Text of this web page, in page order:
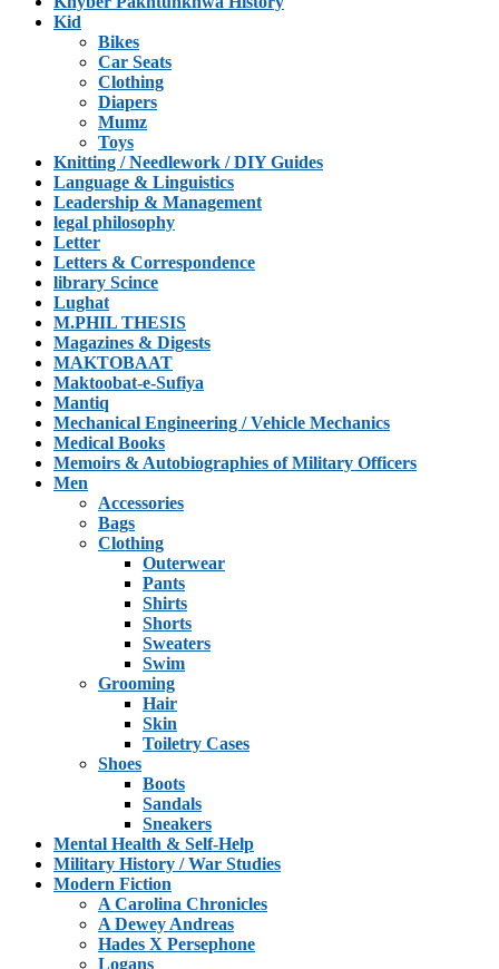
Kid
Bikes
Car Seats
Clothing
Diapers
Mumz
Toys
Knitting / Needlework / DIY Guides
Language & Linguistics
Leadership & Management
legal philosophy
Letter
Letters & Correspondence
library Scince
Lughat
M.PHIL THESIS
Magazines & Digests
MAKTOBAAT
Maktoobat-e-Sufiya
Mantiq
Mechanical Engineering / Vehicle Mechanics
Medical Books
Memoirs & Autobiographies of Military Officers
Men
Accessories
Bags
Clothing
Outerwear
Pants
Shirts
Shorts
Sweaters
Swim
Grooming
Hair
Skin
Toiletry Cases
Shoes
Boots
Sandals
Sneakers
Mental Health & Self-Help
Military History / War Studies
Modern Fiction
A Carolina Chronicles
A Dewey Andreas
Hades X Persephone
Logans